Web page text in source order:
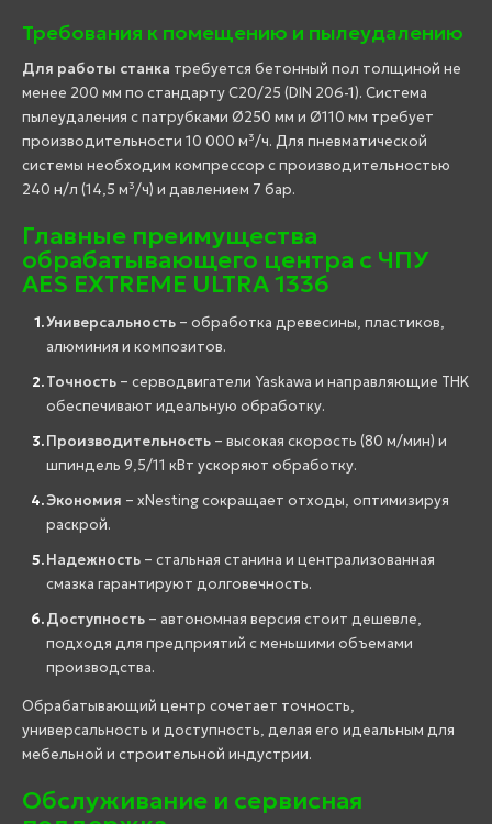
Требования к помещению и пылеудалению
Для работы станка требуется бетонный пол толщиной не
менее 200 мм по стандарту C20/25 (DIN 206-1). Система
пылеудаления с патрубками Ø250 мм и Ø110 мм требует
производительности 10 000 м³/ч. Для пневматической
системы необходим компрессор с производительностью
240 н/л (14,5 м³/ч) и давлением 7 бар.
Главные преимущества
обрабатывающего центра с ЧПУ
AES EXTREME ULTRA 1336
Универсальность – обработка древесины, пластиков,
алюминия и композитов.
Точность – серводвигатели Yaskawa и направляющие THK
обеспечивают идеальную обработку.
Производительность – высокая скорость (80 м/мин) и
шпиндель 9,5/11 кВт ускоряют обработку.
Экономия – xNesting сокращает отходы, оптимизируя
раскрой.
Надежность – стальная станина и централизованная
смазка гарантируют долговечность.
Доступность – автономная версия стоит дешевле,
подходя для предприятий с меньшими объемами
производства.
Обрабатывающий центр сочетает точность,
универсальность и доступность, делая его идеальным для
мебельной и строительной индустрии.
Обслуживание и сервисная